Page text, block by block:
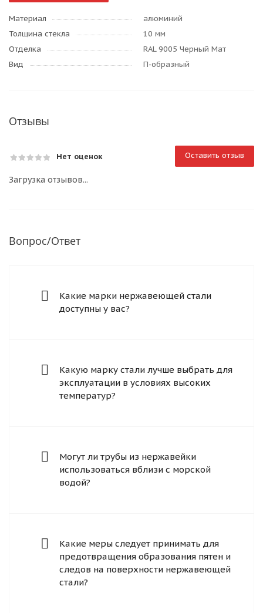
Материал
алюминий
Толщина стекла
10 мм
Отделка
RAL 9005 Черный Мат
Вид
П-образный
Отзывы
Нет оценок Оставить отзыв
Загрузка отзывов...
Вопрос/Ответ
Какие марки нержавеющей стали
доступны у вас?
Какую марку стали лучше выбрать для
эксплуатации в условиях высоких
температур?
Могут ли трубы из нержавейки
использоваться вблизи с морской
водой?
Какие меры следует принимать для
предотвращения образования пятен и
следов на поверхности нержавеющей
стали?